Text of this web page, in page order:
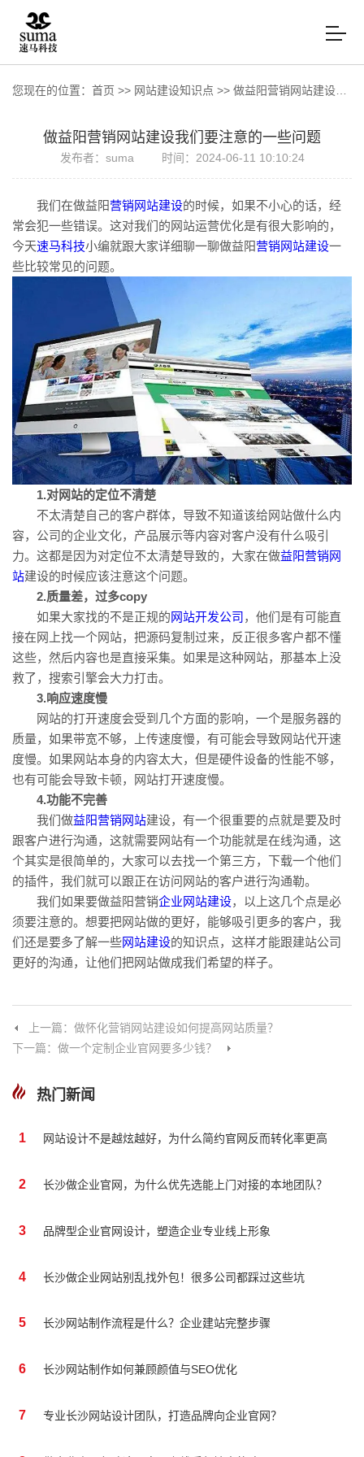
您现在的位置： 首页 >> 网站建设知识点 >> 做益阳营销网站建设我们要注意的一些问题
做益阳营销网站建设我们要注意的一些问题
发布者：suma 时间：2024-06-11 10:10:24
我们在做益阳营销网站建设的时候，如果不小心的话，经
常会犯一些错误。这对我们的网站运营优化是有很大影响的，
今天速马科技小编就跟大家详细聊一聊做益阳营销网站建设一
些比较常见的问题。
1.对网站的定位不清楚
不太清楚自己的客户群体，导致不知道该给网站做什么内
容，公司的企业文化，产品展示等内容对客户没有什么吸引
力。这都是因为对定位不太清楚导致的，大家在做益阳营销网
站建设的时候应该注意这个问题。
2.质量差，过多copy
如果大家找的不是正规的网站开发公司 ，他们是有可能直
接在网上找一个网站，把源码复制过来，反正很多客户都不懂
这些，然后内容也是直接采集。如果是这种网站，那基本上没
救了，搜索引擎会大力打击。
3.响应速度慢
网站的打开速度会受到几个方面的影响，一个是服务器的
质量，如果带宽不够，上传速度慢，有可能会导致网站代开速
度慢。如果网站本身的内容太大，但是硬件设备的性能不够，
也有可能会导致卡顿，网站打开速度慢。
4.功能不完善
我们做益阳营销网站建设，有一个很重要的点就是要及时
跟客户进行沟通，这就需要网站有一个功能就是在线沟通，这
个其实是很简单的，大家可以去找一个第三方，下载一个他们
的插件，我们就可以跟正在访问网站的客户进行沟通勒。
我们如果要做益阳营销企业网站建设，以上这几个点是必
须要注意的。想要把网站做的更好，能够吸引更多的客户，我
们还是要多了解一些网站建设的知识点，这样才能跟建站公司
更好的沟通，让他们把网站做成我们希望的样子。
上一篇：做怀化营销网站建设如何提高网站质量？
下一篇：做一个定制企业官网要多少钱？
热门新闻
1 网站设计不是越炫越好，为什么简约官网反而转化率更高
2 长沙做企业官网，为什么优先选能上门对接的本地团队？
3 品牌型企业官网设计，塑造企业专业线上形象
4 长沙做企业网站别乱找外包！很多公司都踩过这些坑
5 长沙网站制作流程是什么？企业建站完整步骤
6 长沙网站制作如何兼顾颜值与SEO优化
7 专业长沙网站设计团队，打造品牌向企业官网？